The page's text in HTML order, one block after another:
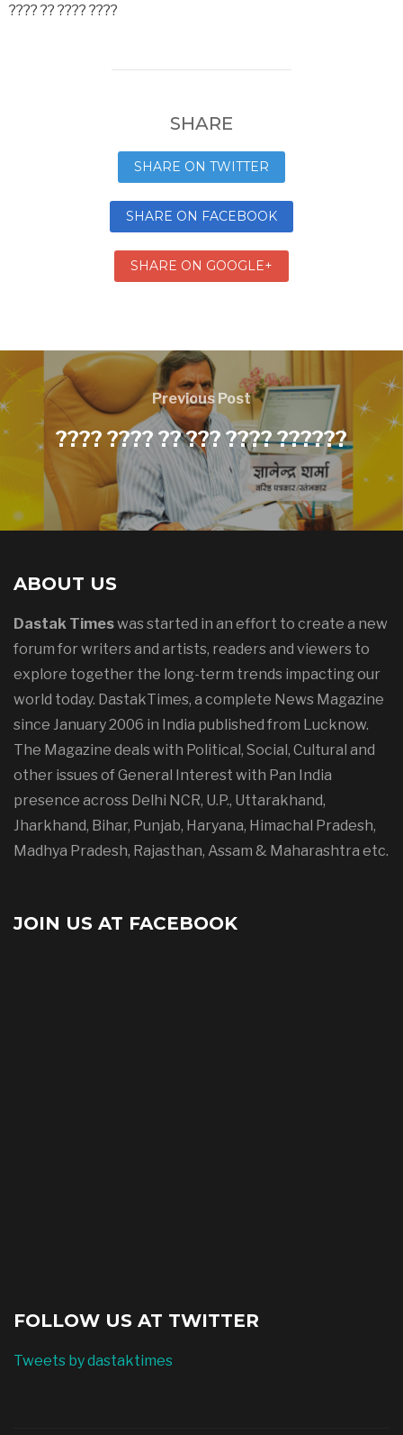
???? ?? ???? ????
SHARE
SHARE ON TWITTER
SHARE ON FACEBOOK
SHARE ON GOOGLE+
Previous Post
???? ???? ?? ??? ???? ??????
ABOUT US
Dastak Timeswas started in an effort to create a new
forum for writers and artists, readers and viewers to
explore together the long-term trends impacting our
world today. DastakTimes, a complete News Magazine
since January 2006 in India published from Lucknow.
The Magazine deals with Political, Social, Cultural and
other issues of General Interest with Pan India
presence across Delhi NCR, U.P., Uttarakhand,
Jharkhand, Bihar, Punjab, Haryana, Himachal Pradesh,
Madhya Pradesh, Rajasthan, Assam & Maharashtra etc.
JOIN US AT FACEBOOK
FOLLOW US AT TWITTER
Tweets by dastaktimes